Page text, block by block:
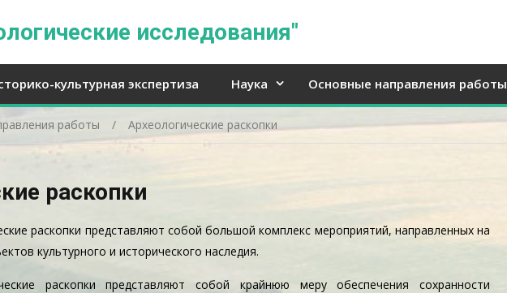
исследования"
культурная экспертиза Наука Основные направления работы
работы Археологические раскопки
раскопки
раскопки представляют собой большой комплекс мероприятий, направленных на
культурного и исторического наследия.
раскопки представляют собой крайнюю меру обеспечения сохранности